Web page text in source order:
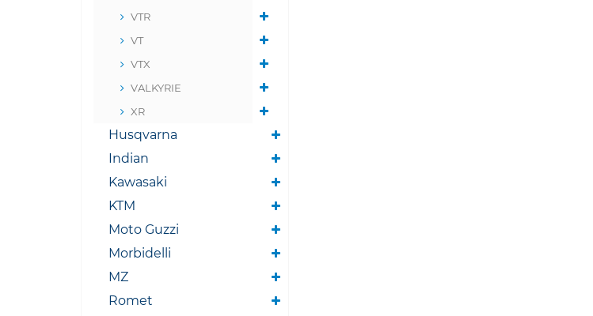
VTR
VT
VTX
VALKYRIE
XR
Husqvarna
Indian
Kawasaki
KTM
Moto Guzzi
Morbidelli
MZ
Romet